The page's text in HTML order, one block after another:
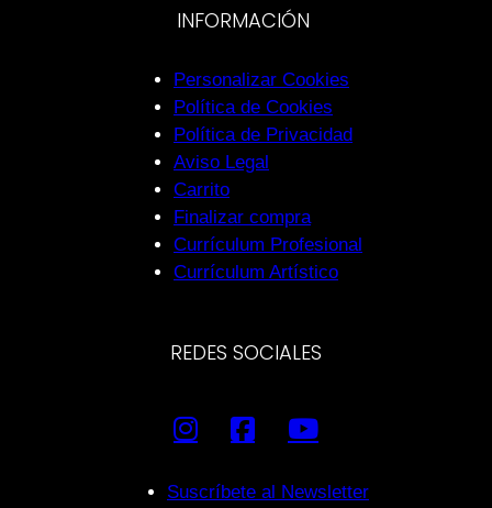
INFORMACIÓN
Personalizar Cookies
Política de Cookies
Política de Privacidad
Aviso Legal
Carrito
Finalizar compra
Currículum Profesional
Currículum Artístico
REDES SOCIALES
Suscríbete al Newsletter